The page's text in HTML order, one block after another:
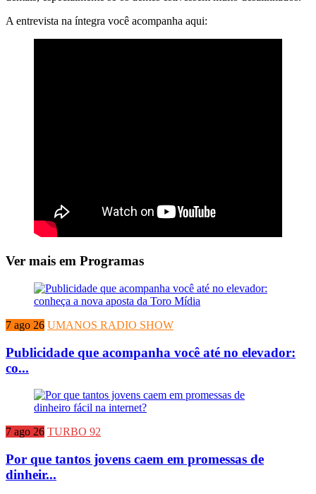
A entrevista na íntegra você acompanha aqui:
Ver mais em Programas
7 ago 26 UMANOS RADIO SHOW
Publicidade que acompanha você até no elevador:
co...
7 ago 26 TURBO 92
Por que tantos jovens caem em promessas de
dinheir...